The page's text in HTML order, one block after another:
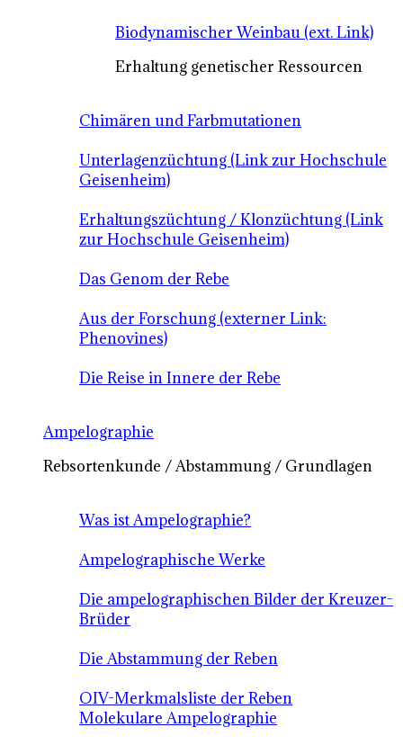
Biodynamischer Weinbau (ext. Link)
Erhaltung genetischer Ressourcen
Chimären und Farbmutationen
Unterlagenzüchtung (Link zur Hochschule
Geisenheim)
Erhaltungszüchtung / Klonzüchtung (Link
zur Hochschule Geisenheim)
Das Genom der Rebe
Aus der Forschung (externer Link:
Phenovines)
Die Reise in Innere der Rebe
Ampelographie
Rebsortenkunde / Abstammung / Grundlagen
Was ist Ampelographie?
Ampelographische Werke
Die ampelographischen Bilder der Kreuzer-
Brüder
Die Abstammung der Reben
OIV-Merkmalsliste der Reben
Molekulare Ampelographie